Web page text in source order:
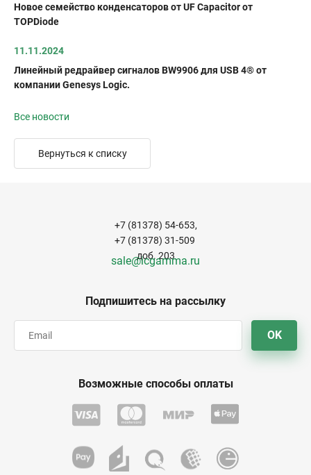
Новое семейство конденсаторов от UF Capacitor от
TOPDiode
11.11.2024
Линейный редрайвер сигналов BW9906 для USB 4® от
компании Genesys Logic.
Все новости
Вернуться к списку
Подпишитесь на рассылку
OK
+7 (81378) 54-653,
+7 (81378) 31-509
доб. 203
sale@icgamma.ru
Возможные способы оплаты